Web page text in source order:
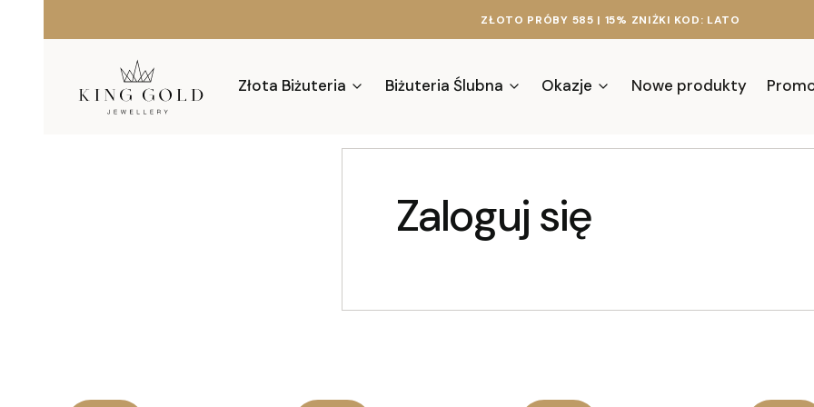
ZŁOTO PRÓBY 585 | 15% ZNIŻKI KOD: LATO
Złota Biżuteria Biżuteria Ślubna Okazje Nowe produkty
Zaloguj się